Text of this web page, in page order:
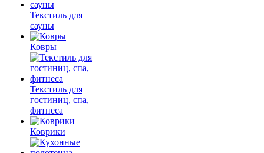
Текстиль для
сауны
Ковры
Текстиль для
гостиниц, спа,
фитнеса
Коврики